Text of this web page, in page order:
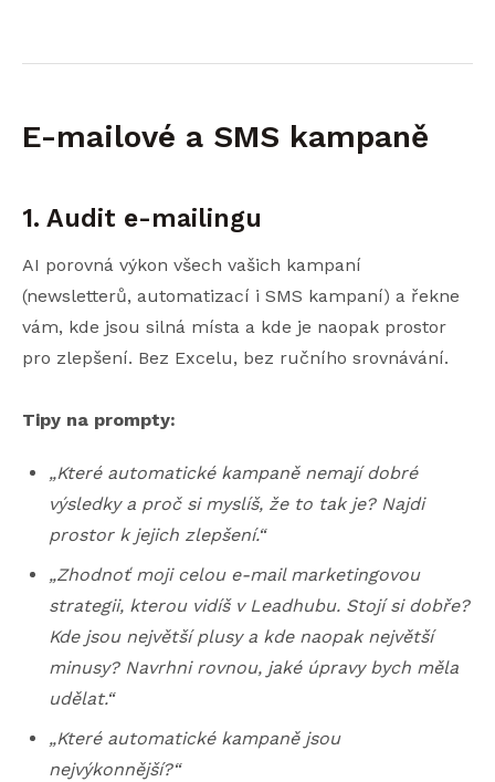
E-mailové a SMS kampaně
1. Audit e-mailingu
AI porovná výkon všech vašich kampaní
(newsletterů, automatizací i SMS kampaní) a řekne
vám, kde jsou silná místa a kde je naopak prostor
pro zlepšení. Bez Excelu, bez ručního srovnávání.
Tipy na prompty:
„Které automatické kampaně nemají dobré
výsledky a proč si myslíš, že to tak je? Najdi
prostor k jejich zlepšení.“
„Zhodnoť moji celou e-mail marketingovou
strategii, kterou vidíš v Leadhubu. Stojí si dobře?
Kde jsou největší plusy a kde naopak největší
minusy? Navrhni rovnou, jaké úpravy bych měla
udělat.“
„Které automatické kampaně jsou
nejvýkonnější?“